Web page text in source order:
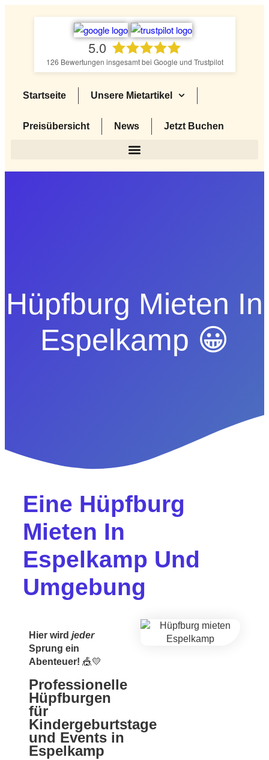
5.0
126 Bewertungen insgesamt bei Google und Trustpilot
Startseite Unsere Mietartikel
Preisübersicht News Jetzt Buchen
Hüpfburg Mieten In
Espelkamp 😀
Eine Hüpfburg
Mieten In
Espelkamp Und
Umgebung
Hier wird jeder
Sprung ein
Abenteuer! 🎪💛
Professionelle
Hüpfburgen
für
Kindergeburtstage
und Events in
Espelkamp